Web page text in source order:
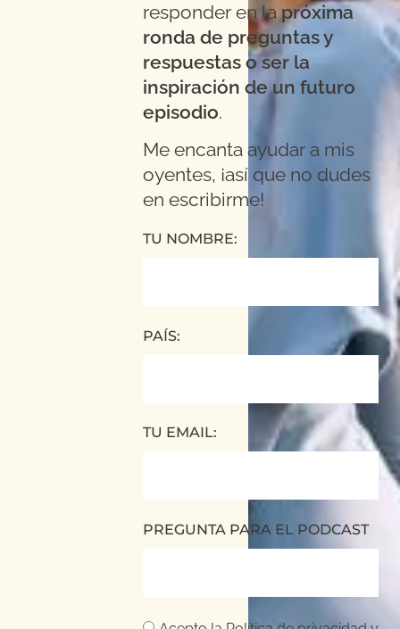
responder en lapróxima
ronda de preguntas y
respuestas o ser la
inspiración de un futuro
episodio.
Me encanta ayudar a mis
oyentes, ¡así que no dudes
en escribirme!
TU NOMBRE:
PAÍS:
TU EMAIL:
PREGUNTA PARA EL PODCAST